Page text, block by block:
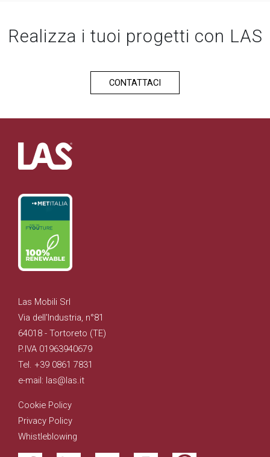
Realizza i tuoi progetti con LAS
CONTATTACI
Las Mobili Srl
Via dell'Industria, n°81
64018 - Tortoreto (TE)
P.IVA 01963940679
Tel. +39 0861 7831
e-mail: las@las.it
Cookie Policy
Privacy Policy
Whistleblowing